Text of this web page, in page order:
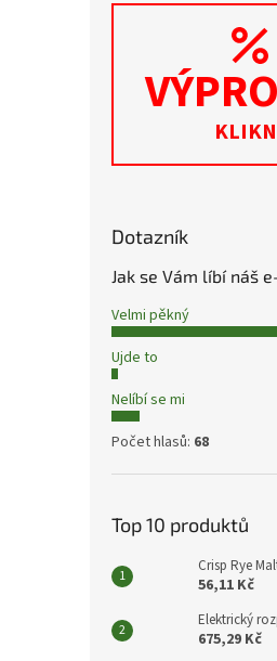
Dotazník
Jak se Vám líbí náš
Velmi pěkný
Ujde to
Nelíbí se mi
Počet hlasů: 68
Top 10 produktů
Crisp Rye
56,11 Kč
Elektrický
675,29 Kč